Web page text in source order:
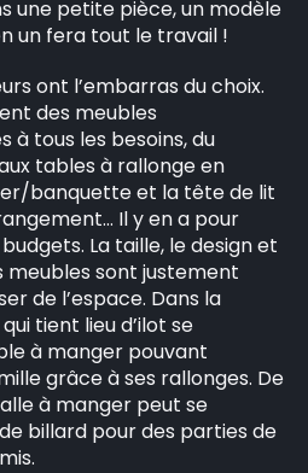
une petite pièce, un modèle
un fera tout le travail !
ont l’embarras du choix.
des meubles
à tous les besoins, du
tables à rallonge en
banquette et la tête de lit
Il y en a pour
La taille, le design et
meubles sont justement
de l’espace. Dans la
tient lieu d’ilot se
à manger pouvant
grâce à ses rallonges. De
à manger peut se
billard pour des parties de